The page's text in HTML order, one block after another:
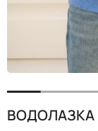
ВОДОЛАЗКА